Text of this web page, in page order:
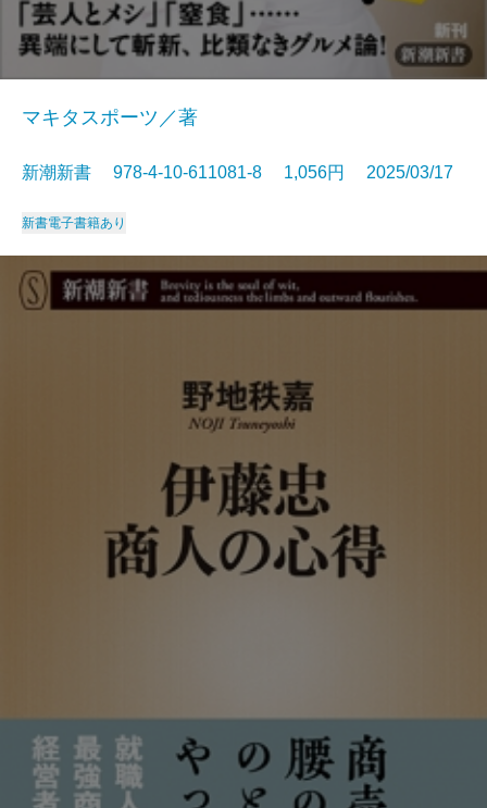
マキタスポーツ／著
新潮新書 978-4-10-611081-8 1,056円 2025/03/17
新書電子書籍あり